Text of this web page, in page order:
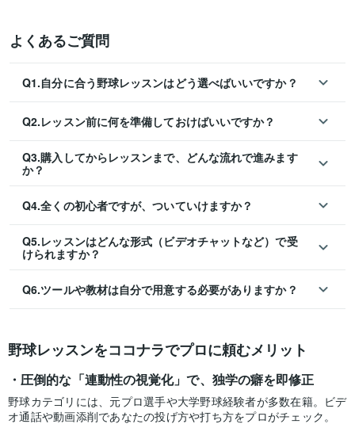
よくあるご質問
Q1.自分に合う野球レッスンはどう選べばいいですか？
Q2.レッスン前に何を準備しておけばいいですか？
Q3.購入してからレッスンまで、どんな流れで進みます
か？
Q4.全くの初心者ですが、ついていけますか？
Q5.レッスンはどんな形式（ビデオチャットなど）で受
けられますか？
Q6.ツールや教材は自分で用意する必要がありますか？
野球レッスンをココナラでプロに頼むメリット
圧倒的な「連動性の視覚化」で、独学の癖を即修正
野球カテゴリには、元プロ選手や大学野球経験者が多数在籍。ビデ
オ通話や動画添削であなたの投げ方や打ち方をプロがチェック。